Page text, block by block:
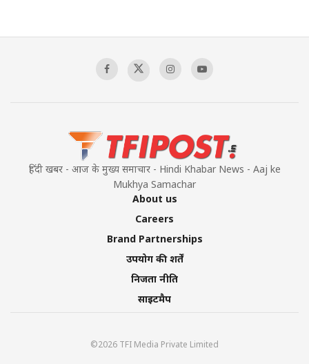
हिंदी खबर - आज के मुख्य समाचार - Hindi Khabar News - Aaj ke
Mukhya Samachar
About us
Careers
Brand Partnerships
उपयोग की शर्तें
निजता नीति
साइटमैप
©2026 TFI Media Private Limited